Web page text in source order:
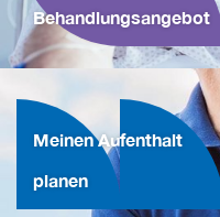
Behandlungsangebot
Meinen Aufenthalt
planen